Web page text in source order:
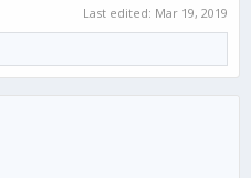
Last edited: Mar 19, 2019